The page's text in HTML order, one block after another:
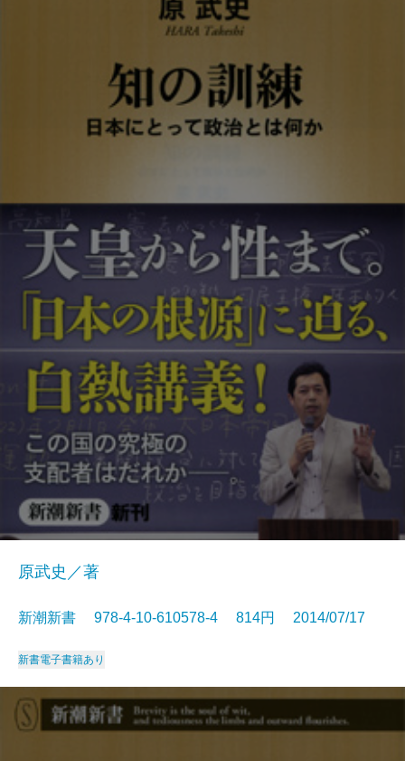
原武史／著
新潮新書 978-4-10-610578-4 814円 2014/07/17
新書電子書籍あり